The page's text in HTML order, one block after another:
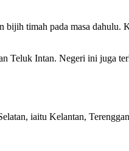
timah pada masa
Teluk Intan. Negeri ini juga
iaitu Kelantan,